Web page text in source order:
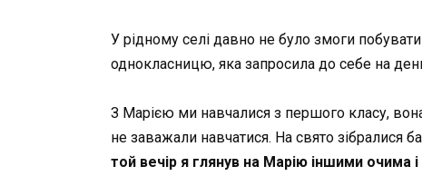
У рідному селі давно не було змоги
однокласницю, яка запросила до себе на
З Марією ми навчалися з першого класу,
не заважали навчатися. На свято зібралися
той вечір я глянув на Марію іншими очима